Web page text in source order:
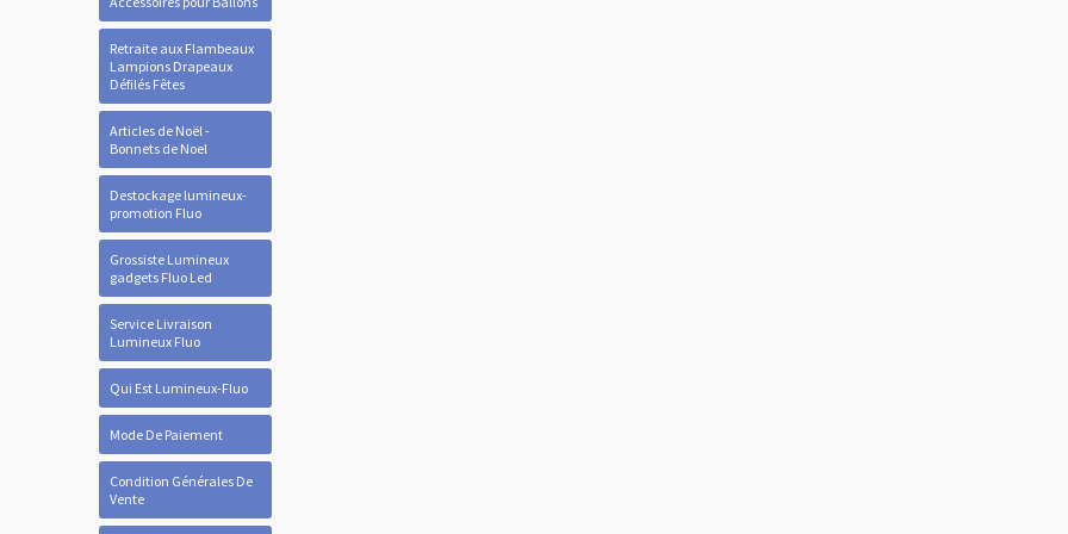
Retraite aux Flambeaux
Lampions Drapeaux
Défilés Fêtes
Articles de Noël -
Bonnets de Noel
Destockage lumineux-
promotion Fluo
Grossiste Lumineux
gadgets Fluo Led
Service Livraison
Lumineux Fluo
Qui Est Lumineux-Fluo
Mode De Paiement
Condition Générales De
Vente